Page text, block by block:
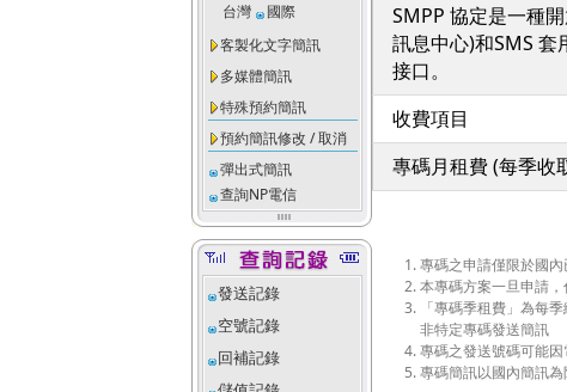
台灣
國際
客製化文字簡訊
多媒體簡訊
特殊預約簡訊
預約簡訊修改 / 取消
彈出式簡訊
查詢NP電信
發送記錄
空號記錄
回補記錄
SMPP 協定是一種
訊息中心)和SMS
接口。
收費項目
專碼月租費 (每季收
專碼之申請僅限於國
本專碼方案一旦申請
「專碼季租費」為每
非特定專碼發送簡訊
專碼之發送號碼可能
專碼簡訊以國內簡訊為